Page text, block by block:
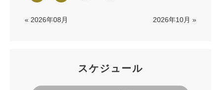
« 2026年08月 2026年10月 »
スケジュール